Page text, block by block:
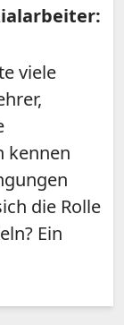
viele
kennen
die Rolle
Ein